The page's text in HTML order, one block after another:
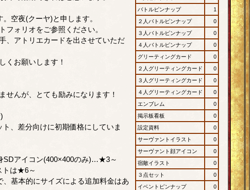
バトルピンナップ
1
２人バトルピンナップ
0
３人バトルピンナップ
0
４人バトルピンナップ
0
グリーティングカード
0
２人グリーティングカード
0
３人グリーティングカード
0
４人グリーティングカード
0
エンブレム
0
掲示板看板
0
設定資料
0
サーヴァントイラスト
0
サーヴァント顔アイコン
0
宿敵イラスト
0
３点セット
0
イベントピンナップ
0
空夜(クーヤ)と申します。
フォリオをご参照ください。
、アトリエカードを出させていただ
くお願いします！
せんが、とても励みになります！
、差分向けに初期価格にしていま
SDアイコン(400×400のみ)…★3～
トは★6～
基本的にサイズによる追加料金はあ